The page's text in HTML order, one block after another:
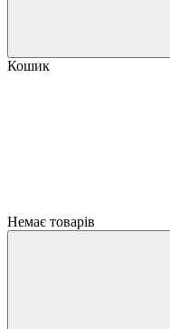
Кошик
Немає товарів